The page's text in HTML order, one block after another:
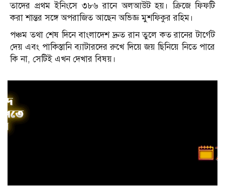
তাদের প্রথম ইনিংসে ৩৮৬ রানে অলআউট হয়। ক্রিজে ফিফটি
করা শান্তর সঙ্গে অপরাজিত আছেন অভিজ্ঞ মুশফিকুর রহিম।
পঞ্চম তথা শেষ দিনে বাংলাদেশ দ্রুত রান তুলে কত রানের টার্গেট
দেয় এবং পাকিস্তানি ব্যাটারদের রুখে দিয়ে জয় ছিনিয়ে নিতে পারে
কি না, সেটিই এখন দেখার বিষয়।